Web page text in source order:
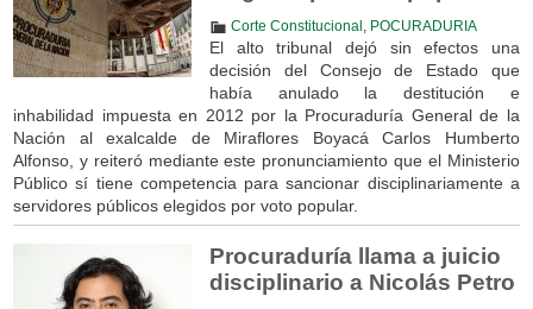
Corte Constitucional POCURADURIA
El alto tribunal dejó sin efectos una
decisión del Consejo de Estado que
había anulado la destitución e
inhabilidad impuesta en 2012 por la Procuraduría General de la
Nación al exalcalde de Miraflores Boyacá Carlos Humberto
Alfonso, y reiteró mediante este pronunciamiento que el Ministerio
Público sí tiene competencia para sancionar disciplinariamente a
servidores públicos elegidos por voto popular.
Procuraduría llama a juicio
disciplinario a Nicolás Petro